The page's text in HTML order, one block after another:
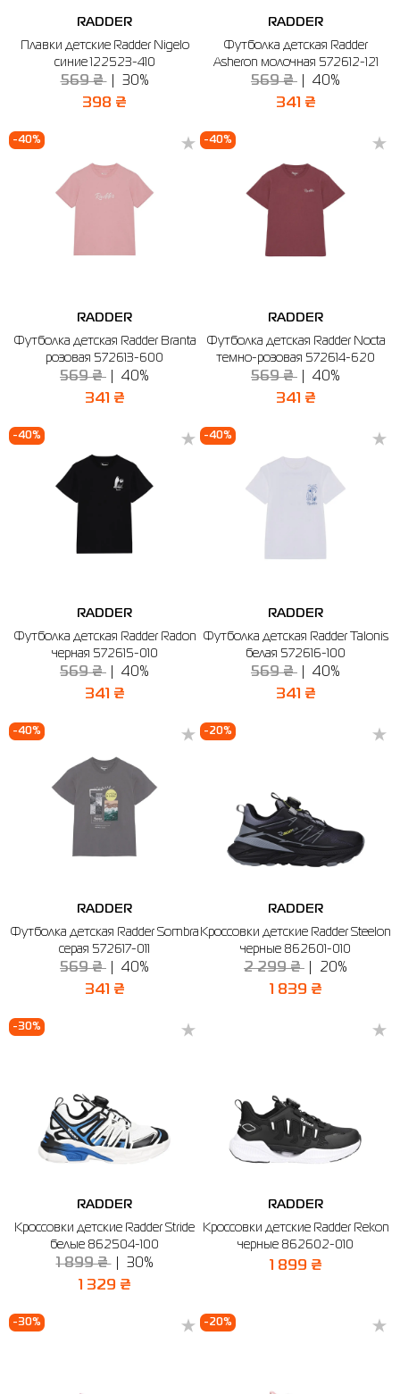
Термобелье
Футболки
Шапки
The North Face
Under Armour
WHS
Сандалии
adidas
RADDER
Плавки детские Radder Nigelo
синие 122523-410
569 ₴ 30%
398 ₴
RADDER
Футболка детская Radder
Asheron молочная 572612-121
569 ₴ 40%
341 ₴
-40%
RADDER
Футболка детская Radder Branta
розовая 572613-600
569 ₴ 40%
341 ₴
-40%
RADDER
Футболка детская Radder Nocta
темно-розовая 572614-620
569 ₴ 40%
341 ₴
-40%
RADDER
Футболка детская Radder Radon
черная 572615-010
569 ₴ 40%
341 ₴
-40%
RADDER
Футболка детская Radder Talonis
белая 572616-100
569 ₴ 40%
341 ₴
-40%
RADDER
Футболка детская Radder Sombra
серая 572617-011
569 ₴ 40%
341 ₴
-20%
RADDER
Кроссовки детские Radder Steelon
черные 862601-010
2 299 ₴ 20%
1 839 ₴
-30%
RADDER
Кроссовки детские Radder Stride
белые 862504-100
1 899 ₴ 30%
1 329 ₴
RADDER
Кроссовки детские Radder Rekon
черные 862602-010
1 899 ₴
-30% -20%